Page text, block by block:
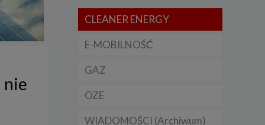
nie
CLEANER ENERGY
Dla domu
Dla firmy
Dla samorządu
E-MOBILNOŚĆ
Samochody elektryczne
GAZ
CNG
LNG
OZE
Licznik OZE
WIADOMOŚCI (Archiwum)